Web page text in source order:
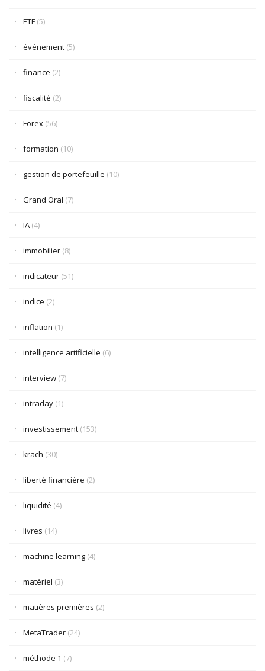
ETF (5)
événement (5)
finance (2)
fiscalité (2)
Forex (56)
formation (10)
gestion de portefeuille (10)
Grand Oral (7)
IA (4)
immobilier (8)
indicateur (51)
indice (2)
inflation (1)
intelligence artificielle (6)
interview (7)
intraday (1)
investissement (153)
krach (30)
liberté financière (2)
liquidité (4)
livres (14)
machine learning (4)
matériel (3)
matières premières (2)
MetaTrader (24)
méthode 1 (7)